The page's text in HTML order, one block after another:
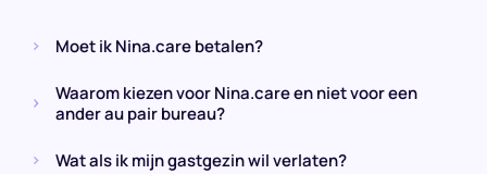
Moet ik Nina.care betalen?
Waarom kiezen voor Nina.care en niet voor een
ander au pair bureau?
Wat als ik mijn gastgezin wil verlaten?